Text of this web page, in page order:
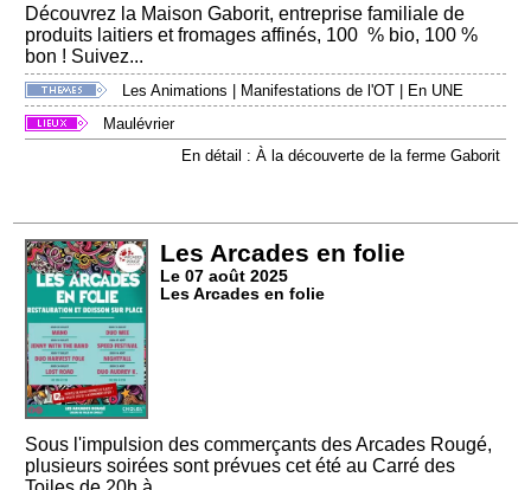
Découvrez la Maison Gaborit, entreprise familiale de
produits laitiers et fromages affinés, 100 % bio, 100 %
bon ! Suivez...
Les Animations Manifestations de l'OT
En UNE
Maulévrier
En détail : À la découverte de la ferme Gaborit
Les Arcades en folie
Le 07 août 2025
Les Arcades en folie
Sous l'impulsion des commerçants des Arcades Rougé,
plusieurs soirées sont prévues cet été au Carré des